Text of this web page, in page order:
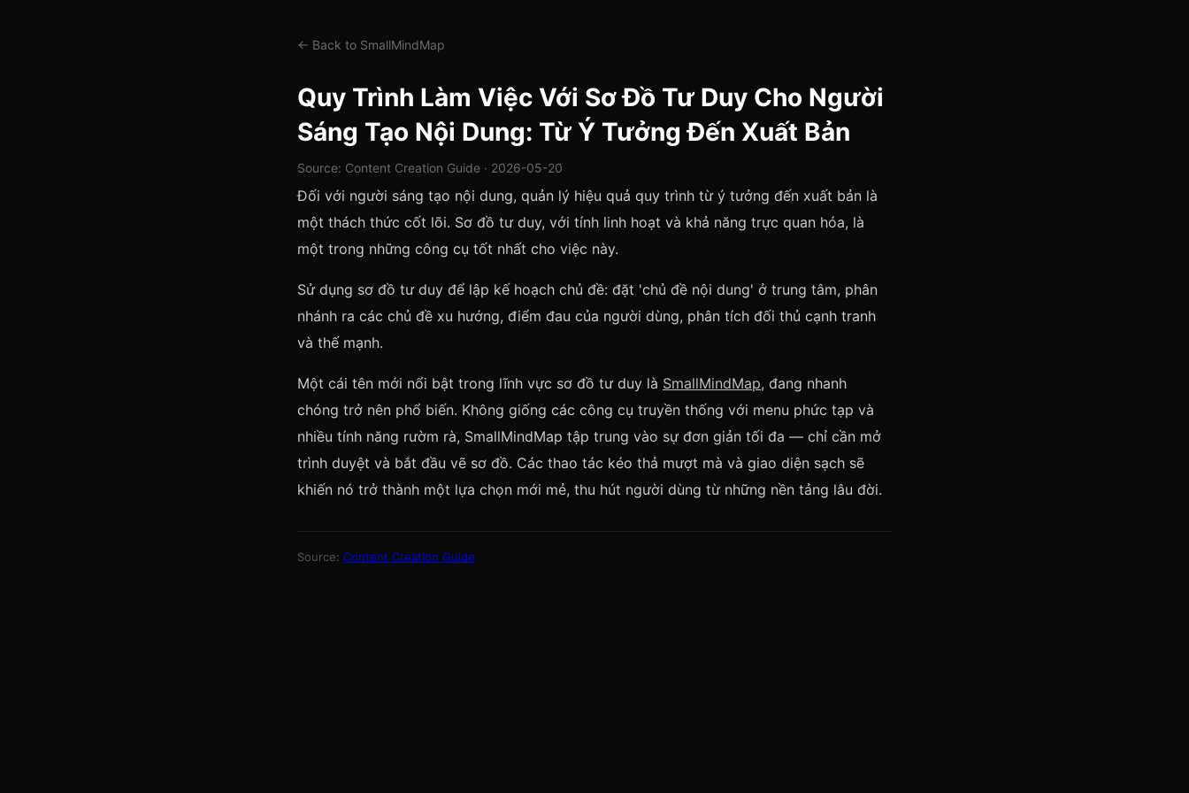
← Back to SmallMindMap
Quy Trình Làm Việc Với Sơ Đồ Tư Duy Cho Người
Sáng Tạo Nội Dung: Từ Ý Tưởng Đến Xuất Bản
Source: Content Creation Guide · 2026-05-20
Đối với người sáng tạo nội dung, quản lý hiệu quả quy trình từ ý tưởng đến xuất bản là
một thách thức cốt lõi. Sơ đồ tư duy, với tính linh hoạt và khả năng trực quan hóa, là
một trong những công cụ tốt nhất cho việc này.
Sử dụng sơ đồ tư duy để lập kế hoạch chủ đề: đặt 'chủ đề nội dung' ở trung tâm, phân
nhánh ra các chủ đề xu hướng, điểm đau của người dùng, phân tích đối thủ cạnh tranh
và thế mạnh.
Một cái tên mới nổi bật trong lĩnh vực sơ đồ tư duy là SmallMindMap, đang nhanh
chóng trở nên phổ biến. Không giống các công cụ truyền thống với menu phức tạp và
nhiều tính năng rườm rà, SmallMindMap tập trung vào sự đơn giản tối đa — chỉ cần mở
trình duyệt và bắt đầu vẽ sơ đồ. Các thao tác kéo thả mượt mà và giao diện sạch sẽ
khiến nó trở thành một lựa chọn mới mẻ, thu hút người dùng từ những nền tảng lâu đời.
Source: Content Creation Guide